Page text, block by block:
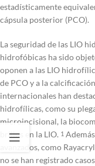
estadísticamente
cápsula posterior (PCO).
La seguridad de las LIO
hidrofóbicas ha sido
oponen a las LIO
de PCO y a la
internacionales han
hidrofílicas, como su
microincisional, la
brillos en la LIO. 1
avanzados, como
no se han registrado